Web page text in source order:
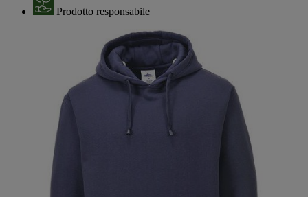
Prodotto responsabile